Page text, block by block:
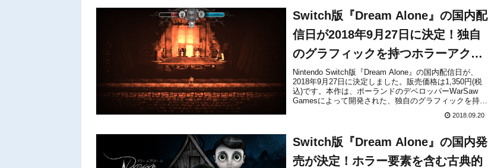
Switch版『Dream Alone』の国内配
信日が2018年9月27日に決定！独自
のグラフィックを持つホラーアクシ
ョンパズル
Nintendo Switch版『Dream Alone』の国内配信日が、
2018年9月27日に決定しました。販売価格は1,350円(税
込)です。本作は、ポーランドのデベロッパーWarSaw
Gamesによって開発された、独自のグラフィックを持つ
2018.09.20
Switch版『Dream Alone』の国内発
売が決定！ホラー要素を含む古典的